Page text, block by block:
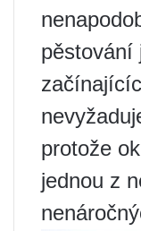
pěstování
protože
jednou z